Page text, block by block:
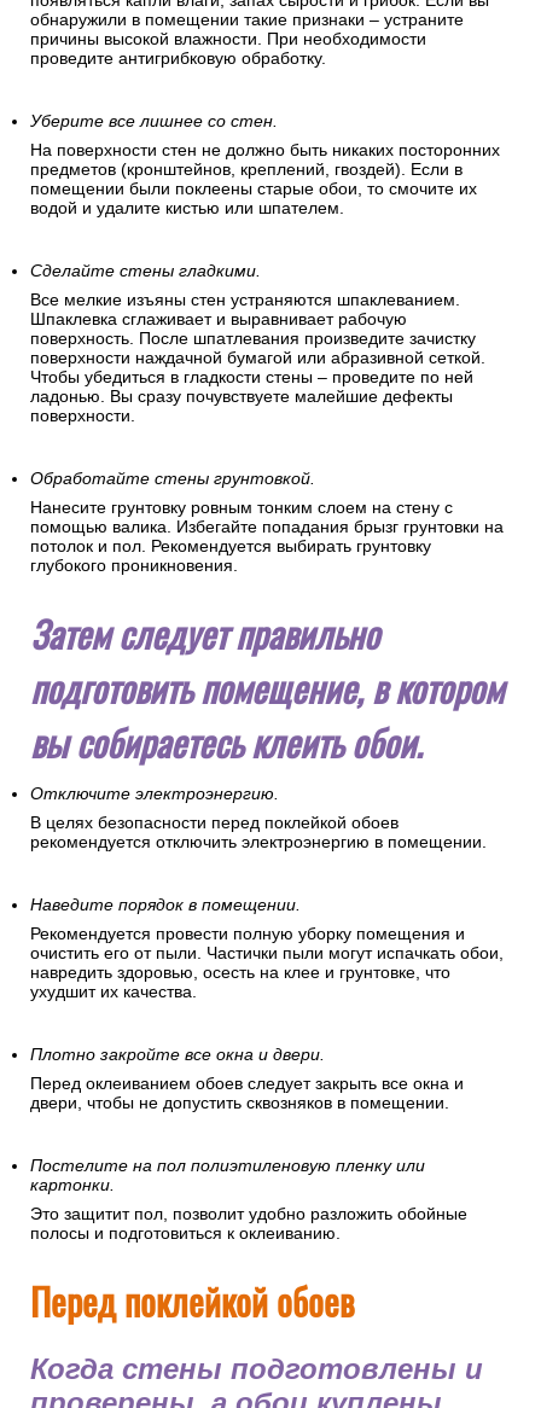
обнаружили в помещении такие признаки – устраните
причины высокой влажности. При необходимости
проведите антигрибковую обработку.
Уберите все лишнее со стен.
На поверхности стен не должно быть никаких посторонних
предметов (кронштейнов, креплений, гвоздей). Если в
помещении были поклеены старые обои, то смочите их
водой и удалите кистью или шпателем.
Сделайте стены гладкими.
Все мелкие изъяны стен устраняются шпаклеванием.
Шпаклевка сглаживает и выравнивает рабочую
поверхность. После шпатлевания произведите зачистку
поверхности наждачной бумагой или абразивной сеткой.
Чтобы убедиться в гладкости стены – проведите по ней
ладонью. Вы сразу почувствуете малейшие дефекты
поверхности.
Обработайте стены грунтовкой.
Нанесите грунтовку ровным тонким слоем на стену с
помощью валика. Избегайте попадания брызг грунтовки на
потолок и пол. Рекомендуется выбирать грунтовку
глубокого проникновения.
Затем следует правильно
подготовить помещение, в котором
вы собираетесь клеить обои.
Отключите электроэнергию.
В целях безопасности перед поклейкой обоев
рекомендуется отключить электроэнергию в помещении.
Наведите порядок в помещении.
Рекомендуется провести полную уборку помещения и
очистить его от пыли. Частички пыли могут испачкать обои,
навредить здоровью, осесть на клее и грунтовке, что
ухудшит их качества.
Плотно закройте все окна и двери.
Перед оклеиванием обоев следует закрыть все окна и
двери, чтобы не допустить сквозняков в помещении.
Постелите на пол полиэтиленовую пленку или
картонки.
Это защитит пол, позволит удобно разложить обойные
полосы и подготовиться к оклеиванию.
Перед поклейкой обоев
Когда стены подготовлены и